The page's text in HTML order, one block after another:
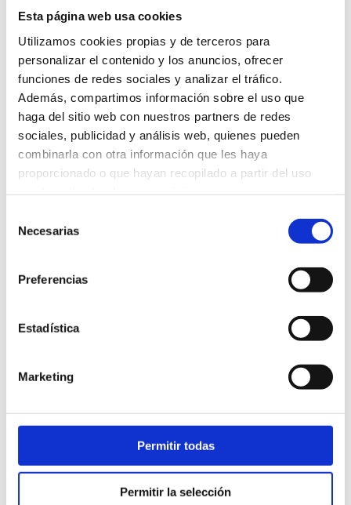
Esta página web usa cookies
Utilizamos cookies propias y de terceros para
personalizar el contenido y los anuncios, ofrecer
funciones de redes sociales y analizar el tráfico.
Además, compartimos información sobre el uso que
haga del sitio web con nuestros partners de redes
sociales, publicidad y análisis web, quienes pueden
combinarla con otra información que les haya
proporcionado o que hayan recopilado a partir del uso
Necesarias
Preferencias
Estadística
Marketing
Permitir todas
Permitir la selección
Oficina
C/ Brasil 12,
15009 A Coruña
+34 649 879 169
Proyectos
Contacto
Instagram